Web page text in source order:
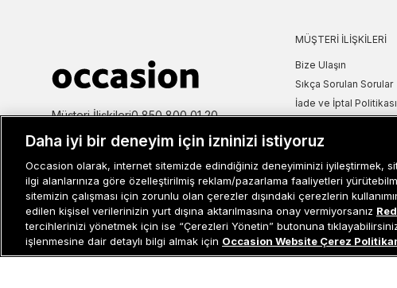
Müşteri İlişkileri0 850 800 01 20
MÜŞTERI İLIŞKILERI
Bize Ulaşın
Sıkça Sorulan Sorular
İade ve İptal Politikası
Kullanım Şartları
Aydınlatma Metni
Site Haritası
Misafir Üye Sipariş
İşlem Rehberi
Daha iyi bir deneyim için izninizi istiyoruz
Occasion olarak, internet sitemizde edindiğiniz deneyiminizi iyileştirmek,
ilgi alanlarınıza göre özelleştirilmiş reklam/pazarlama faaliyetleri
sitemizin çalışması için zorunlu olan çerezler dışındaki çerezlerin
edilen kişisel verilerinizin yurt dışına aktarılmasına onay vermiyorsanız
tercihlerinizi yönetmek için ise “Çerezleri Yönetin” butonuna
işlenmesine dair detaylı bilgi almak için Occasion Website Çerez